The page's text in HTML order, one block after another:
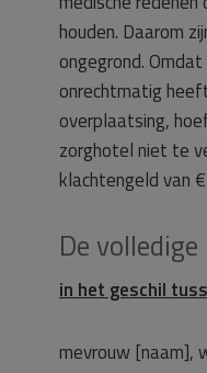
houden. Daarom
ongegrond.
onrechtmatig
overplaatsing,
zorghotel niet te
klachtengeld van
De
in het geschil
mevrouw [naam],